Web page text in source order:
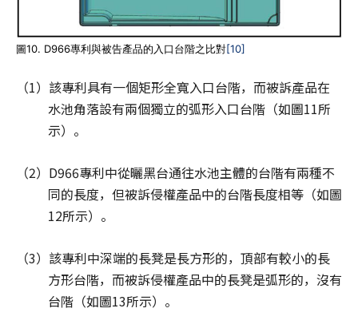
圖10. D966專利與被告產品的入口台階之比對[10]
（1）該專利具有一個矩形全寬入口台階，而被訴產品在
水池角落設有兩個獨立的弧形入口台階（如圖11所
示）。
（2）D966專利中從曬黑台通往水池主體的台階有兩種不
同的長度，但被訴侵權產品中的台階長度相等（如圖
12所示）。
（3）該專利中深端的長凳是長方形的，頂部有較小的長
方形台階，而被訴侵權產品中的長凳是弧形的，沒有
台階（如圖13所示）。